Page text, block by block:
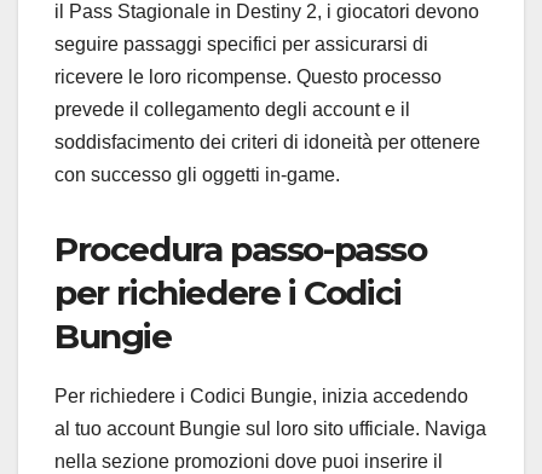
il Pass Stagionale in Destiny 2, i giocatori devono
seguire passaggi specifici per assicurarsi di
ricevere le loro ricompense. Questo processo
prevede il collegamento degli account e il
soddisfacimento dei criteri di idoneità per ottenere
con successo gli oggetti in-game.
Procedura passo-passo
per richiedere i Codici
Bungie
Per richiedere i Codici Bungie, inizia accedendo
al tuo account Bungie sul loro sito ufficiale. Naviga
nella sezione promozioni dove puoi inserire il